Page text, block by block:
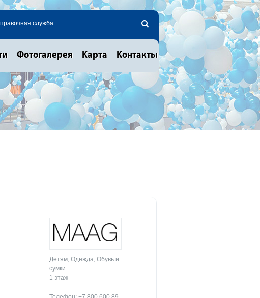
служба
Фотогалерея Карта Контакты
Детям, Одежда, Обувь и
сумки
1 этаж